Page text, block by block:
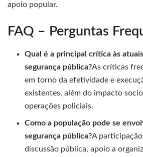
apoio popular.
FAQ – Perguntas
Qual é a principal crítica às
segurança pública?As críticas
em torno da efetividade e
existentes, além do impacto
operações policiais.
Como a população pode se
segurança pública?A
discussão pública, apoio a